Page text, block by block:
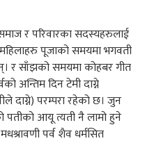
समाज र परिवारका सदस्यहरुलाई
पूजाको समयमा भगवती
र साँझको समयमा कोहबर गीत
अन्तिम दिन टेमी दाग्ने
दाग्ने) परम्परा रहेको छ। जुन
पतीको आयू त्यती नै लामो हुने
पर्व शैव धर्मसित